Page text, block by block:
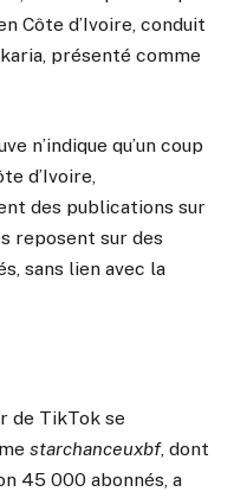
Côte d’Ivoire, conduit
présenté comme
n’indique qu’un coup
d’Ivoire,
des publications sur
reposent sur des
sans lien avec la
de TikTok se
starchanceuxbf, dont
45 000 abonnés, a